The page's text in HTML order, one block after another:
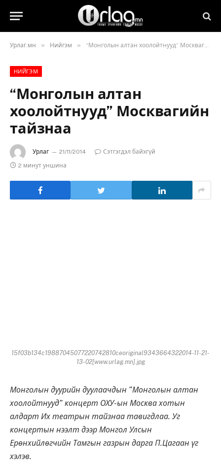
Урлаг.мн » Нийгэм » “Монголын алтан хоолойтнууд” Москвагийн тайзнаа
НИЙГЭМ
“Монголын алтан
хоолойтнууд” Москвагийн
тайзнаа
Урлаг 21/11/2014
Сэтгэгдэл байхгүй
2 минут уншина
15f03b134c19887045077220742810ceoriginal9343664322014-11-21-
13-02[www.urlag.mn].jpg
Монголын дуурийн дуулаачдын “Монголын алтан
хоолойтнууд” концерт ОХУ-ын Москва хотын
алдарт Их театрын тайзнаа тавигдлаа. Уг
концертын нээлт дээр Монгол Улсын
Ерөнхийлөгчийн Тамгын газрын дарга П.Цагаан үг
хэлэв.